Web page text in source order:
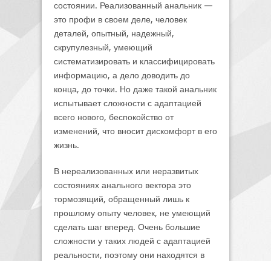
состоянии. Реализованный анальник —
это профи в своем деле, человек
деталей, опытный, надежный,
скрупулезный, умеющий
систематизировать и классифицировать
информацию, а дело доводить до
конца, до точки. Но даже такой анальник
испытывает сложности с адаптацией
всего нового, беспокойство от
изменений, что вносит дискомфорт в его
жизнь.
В нереализованных или неразвитых
состояниях анального вектора это
тормозящий, обращенный лишь к
прошлому опыту человек, не умеющий
сделать шаг вперед. Очень большие
сложности у таких людей с адаптацией
реальности, поэтому они находятся в